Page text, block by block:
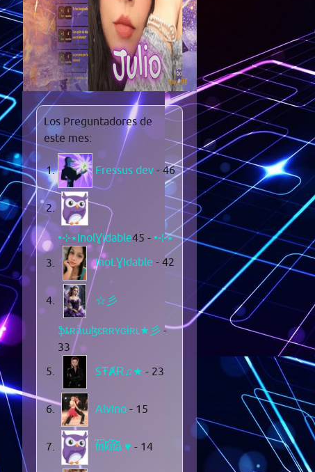
Los Preguntadores de
este mes:
Fressus dev - 46
•⊹٭InolƔidable٭⊹• - 45
InoLƔIdable - 42
☆彡
ֆȶʀǟաɮɛʀʀʏɢɨʀʟ★彡 -
33
SŦȺɌ♫★ - 23
Alvino - 15
f͆r͆i͆k͆i͆t͆a͆ ♥ - 14